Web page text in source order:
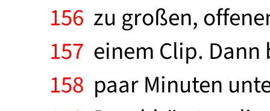
156 zu großen,
157 einem Clip.
158 paar Minuten